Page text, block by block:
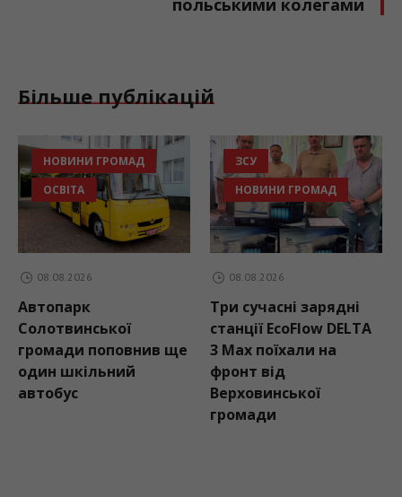
польськими колегами
Більше публікацій
НОВИНИ ГРОМАД
ОСВІТА
08.08.2026
Автопарк
Солотвинської
громади поповнив ще
один шкільний
автобус
ЗСУ
НОВИНИ ГРОМАД
08.08.2026
Три сучасні зарядні
станції EcoFlow DELTA
3 Max поїхали на
фронт від
Верховинської
громади